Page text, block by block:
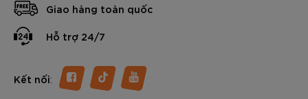
Giao hàng toàn quốc
Hỗ trợ 24/7
Kết nối: